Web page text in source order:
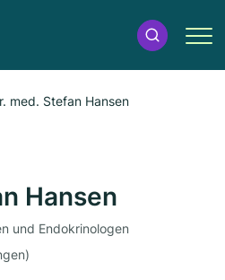
med. Stefan Hansen
Hansen
und Endokrinologen